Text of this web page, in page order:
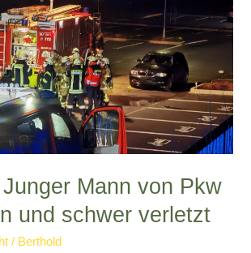
Mann von Pkw
und schwer verletzt
/ Berthold